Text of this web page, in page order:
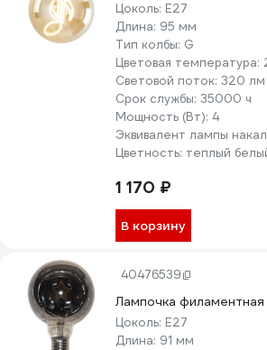
Цоколь: E27
Длина: 95 мм
Тип колбы: G
Цветовая температура:
Световой поток: 320 лм
Срок службы: 35000 ч
Мощность (Вт): 4
Эквивалент лампы
Цветность: теплый
1 170 ₽
В корзину
40476539
Лампочка филаментная
Цоколь: E27
Длина: 91 мм